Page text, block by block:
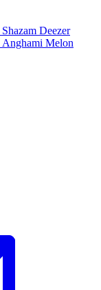
Shazam Deezer
Anghami Melon